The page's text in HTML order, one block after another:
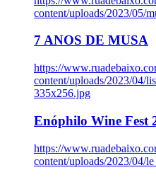
content/uploads/2023/05/
7 ANOS DE MUSA
https://
content/uploads/2023/04/
335x256.jpg
Enóphilo Wine Fest
https://
content/uploads/2023/04/